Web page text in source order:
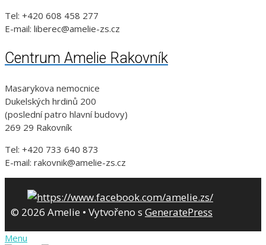
Tel: +420 608 458 277
E-mail: liberec@amelie-zs.cz
Centrum Amelie Rakovník
Masarykova nemocnice
Dukelských hrdinů 200
(poslední patro hlavní budovy)
269 29 Rakovník
Tel: +420 733 640 873
E-mail: rakovnik@amelie-zs.cz
© 2026 Amelie • Vytvořeno s GeneratePress
Menu